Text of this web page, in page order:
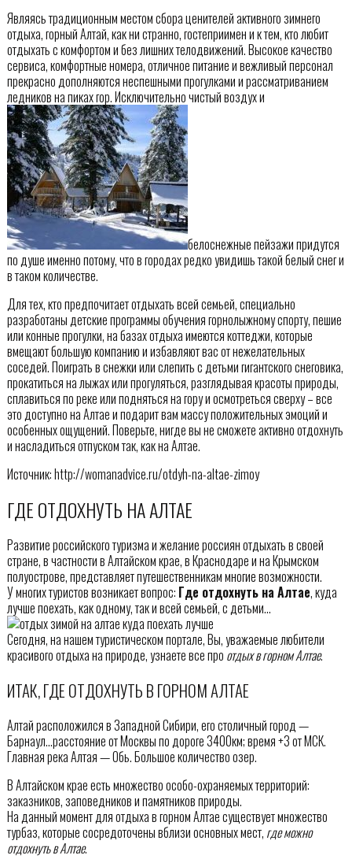
Являясь традиционным местом сбора ценителей активного зимнего
отдыха, горный Алтай, как ни странно, гостеприимен и к тем, кто любит
отдыхать с комфортом и без лишних телодвижений. Высокое качество
сервиса, комфортные номера, отличное питание и вежливый персонал
прекрасно дополняются неспешными прогулками и рассматриванием
ледников на пиках гор. Исключительно чистый воздух и
белоснежные пейзажи придутся
по душе именно потому, что в городах редко увидишь такой белый снег и
в таком количестве.
Для тех, кто предпочитает отдыхать всей семьей, специально
разработаны детские программы обучения горнолыжному спорту, пешие
или конные прогулки, на базах отдыха имеются коттеджи, которые
вмещают большую компанию и избавляют вас от нежелательных
соседей. Поиграть в снежки или слепить с детьми гигантского снеговика,
прокатиться на лыжах или прогуляться, разглядывая красоты природы,
сплавиться по реке или подняться на гору и осмотреться сверху – все
это доступно на Алтае и подарит вам массу положительных эмоций и
особенных ощущений. Поверьте, нигде вы не сможете активно отдохнуть
и насладиться отпуском так, как на Алтае.
Источник: http://womanadvice.ru/otdyh-na-altae-zimoy
ГДЕ ОТДОХНУТЬ НА АЛТАЕ
Развитие российского туризма и желание россиян отдыхать в своей
стране, в частности в Алтайском крае, в Краснодаре и на Крымском
полуострове, представляет путешественникам многие возможности.
У многих туристов возникает вопрос: Где отдохнуть на Алтае, куда
лучше поехать, как одному, так и всей семьей, с детьми…
Сегодня, на нашем туристическом портале, Вы, уважаемые любители
красивого отдыха на природе, узнаете все про отдых в горном Алтае.
ИТАК, ГДЕ ОТДОХНУТЬ В ГОРНОМ АЛТАЕ
Алтай расположился в Западной Сибири, его столичный город —
Барнаул…расстояние от Москвы по дороге 3400км; время +3 от МСК.
Главная река Алтая — Обь. Большое количество озер.
В Алтайском крае есть множество особо-охраняемых территорий:
заказников, заповедников и памятников природы.
На данный момент для отдыха в горном Алтае существует множество
турбаз, которые сосредоточены вблизи основных мест, где можно
отдохнуть в Алтае.